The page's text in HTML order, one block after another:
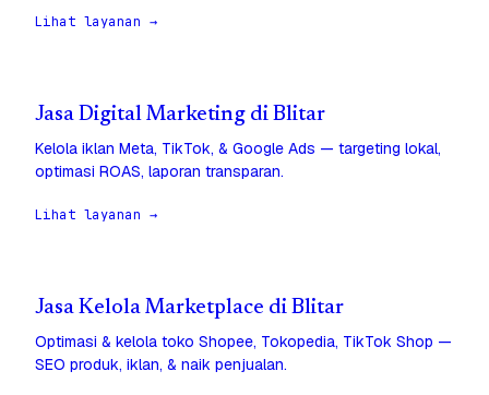
Lihat layanan →
Jasa Digital Marketing di Blitar
Kelola iklan Meta, TikTok, & Google Ads — targeting lokal,
optimasi ROAS, laporan transparan.
Lihat layanan →
Jasa Kelola Marketplace di Blitar
Optimasi & kelola toko Shopee, Tokopedia, TikTok Shop —
SEO produk, iklan, & naik penjualan.